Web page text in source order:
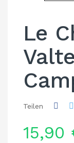
Le
Teilen
15,90